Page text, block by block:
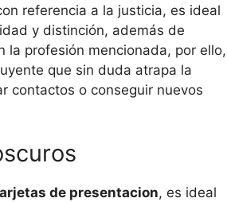
referencia a la justicia, es ideal
y distinción, además de
la profesión mencionada, por ello,
que sin duda atrapa la
contactos o conseguir nuevos
de presentacion, es ideal